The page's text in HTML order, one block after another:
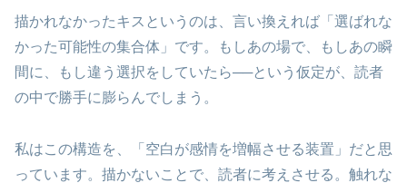
描かれなかったキスというのは、言い換えれば「選ばれな
かった可能性の集合体」です。もしあの場で、もしあの瞬
間に、もし違う選択をしていたら──という仮定が、読者
の中で勝手に膨らんでしまう。
私はこの構造を、「空白が感情を増幅させる装置」だと思
っています。描かないことで、読者に考えさせる。触れな